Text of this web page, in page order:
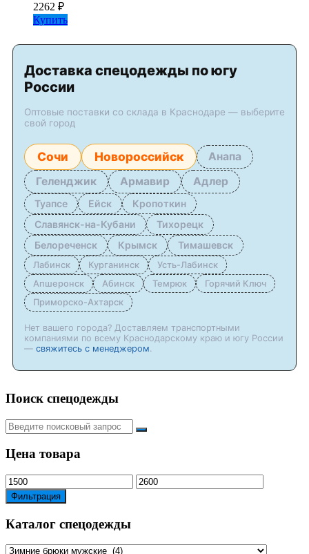
2262 ₽
Купить
Доставка спецодежды по югу
России
Оптовые поставки со склада в Краснодаре — выберите
свой город
Сочи Новороссийск
Анапа
Геленджик
Армавир Адлер
Туапсе Ейск
Кропоткин
Славянск-на-Кубани
Тихорецк
Белореченск
Крымск Тимашевск
Лабинск Курганинск
Усть-Лабинск
Апшеронск
Абинск Темрюк
Горячий Ключ
Приморско-Ахтарск
Нет вашего города? Доставляем транспортными
компаниями по всему Краснодарскому краю и югу России
— свяжитесь с менеджером.
Поиск спецодежды
Искать:
Цена товара
Минимальная
цена
Максимальная
цена
Фильтрация
Каталог спецодежды